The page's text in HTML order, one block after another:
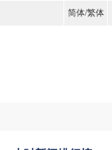
简体/繁体